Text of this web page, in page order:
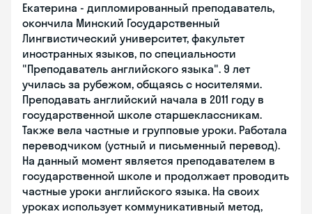
Екатерина - дипломированный преподаватель,
окончила Минский Государственный
Лингвистический университет, факультет
иностранных языков, по специальности
"Преподаватель английского языка". 9 лет
училась за рубежом, общаясь с носителями.
Преподавать английский начала в 2011 году в
государственной школе старшеклассникам.
Также вела частные и групповые уроки. Работала
переводчиком (устный и письменный перевод).
На данный момент является преподавателем в
государственной школе и продолжает проводить
частные уроки английского языка. На своих
уроках использует коммуникативный метод,